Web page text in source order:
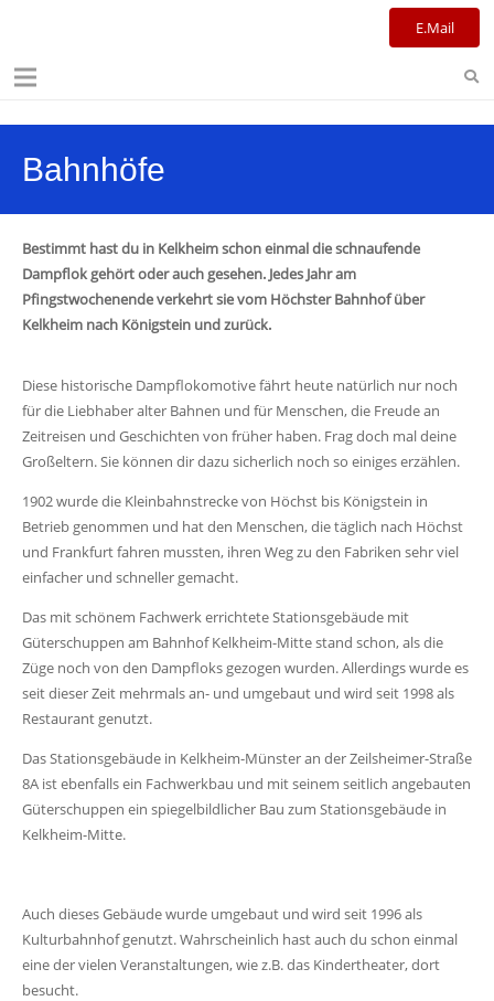
E.Mail
Bahnhöfe
Bestimmt hast du in Kelkheim schon einmal die schnaufende
Dampflok gehört oder auch gesehen. Jedes Jahr am
Pfingstwochenende verkehrt sie vom Höchster Bahnhof über
Kelkheim nach Königstein und zurück.
Diese historische Dampflokomotive fährt heute natürlich nur noch
für die Liebhaber alter Bahnen und für Menschen, die Freude an
Zeitreisen und Geschichten von früher haben. Frag doch mal deine
Großeltern. Sie können dir dazu sicherlich noch so einiges erzählen.
1902 wurde die Kleinbahnstrecke von Höchst bis Königstein in
Betrieb genommen und hat den Menschen, die täglich nach Höchst
und Frankfurt fahren mussten, ihren Weg zu den Fabriken sehr viel
einfacher und schneller gemacht.
Das mit schönem Fachwerk errichtete Stationsgebäude mit
Güterschuppen am Bahnhof Kelkheim-Mitte stand schon, als die
Züge noch von den Dampfloks gezogen wurden. Allerdings wurde es
seit dieser Zeit mehrmals an- und umgebaut und wird seit 1998 als
Restaurant genutzt.
Das Stationsgebäude in Kelkheim-Münster an der Zeilsheimer-Straße
8A ist ebenfalls ein Fachwerkbau und mit seinem seitlich angebauten
Güterschuppen ein spiegelbildlicher Bau zum Stationsgebäude in
Kelkheim-Mitte.
Auch dieses Gebäude wurde umgebaut und wird seit 1996 als
Kulturbahnhof genutzt. Wahrscheinlich hast auch du schon einmal
eine der vielen Veranstaltungen, wie z.B. das Kindertheater, dort
besucht.